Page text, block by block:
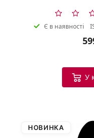
Є в наявності
У
НОВИНКА